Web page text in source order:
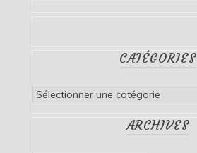
CATÉGORIES
Catégories
ARCHIVES